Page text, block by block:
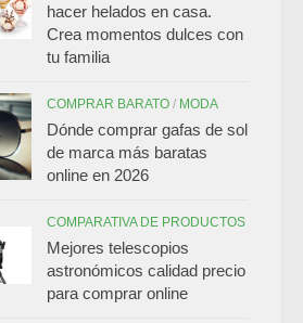
hacer helados en casa.
Crea momentos dulces con
tu familia
COMPRAR BARATO / MODA
Dónde comprar gafas de sol
de marca más baratas
online en 2026
COMPARATIVA DE PRODUCTOS
Mejores telescopios
astronómicos calidad precio
para comprar online